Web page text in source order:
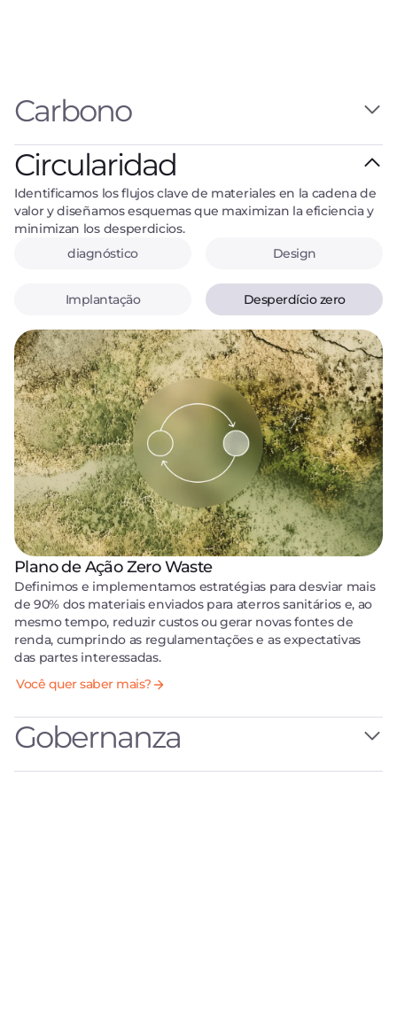
Carbono
de carbono para diseñar estrategias de descarbonización
integradas a cada modelo de negocio.
Medição
Estratégia
Implantação Engajamento
Medição e diagnóstico
Projetamos sistemas robustos que combinam
metodologias líderes, como GHG Protocol e ISO, com
gerenciamento de dados especializado para medições e
relatórios precisos, alinhados com padrões internacionais,
como o CDP.
Você quer saber mais?
Circularidad
Identificamos los flujos clave de materiales en la cadena de
valor y diseñamos esquemas que maximizan la eficiencia y
minimizan los desperdicios.
diagnóstico
Design
Implantação Desperdício zero
Plano de Ação Zero Waste
Definimos e implementamos estratégias para desviar mais
de 90% dos materiais enviados para aterros sanitários e, ao
mesmo tempo, reduzir custos ou gerar novas fontes de
renda, cumprindo as regulamentações e as expectativas
das partes interessadas.
Você quer saber mais?
Gobernanza